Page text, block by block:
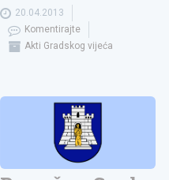
20.04.2013
Komentirajte
Akti Gradskog vijeća